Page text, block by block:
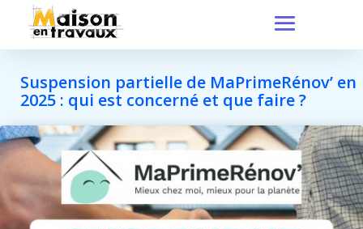
Suspension partielle de MaPrimeRénov’ en
2025 : qui est concerné et que faire ?